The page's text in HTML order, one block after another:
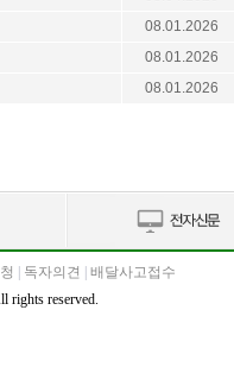
08.01.2026
08.01.2026
08.01.2026
독자의견
배달사고접수
rights reserved.